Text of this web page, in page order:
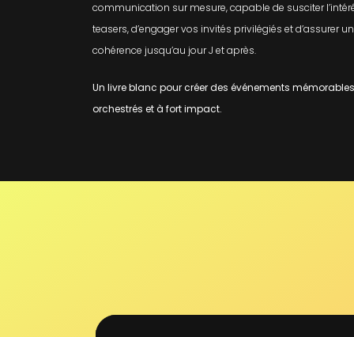
communication sur mesure, capable de susciter
teasers, d’engager vos invités privilégiés et d’assurer
cohérence jusqu’au jour J et après.
Un livre blanc pour créer des événements
orchestrés et à fort impact.